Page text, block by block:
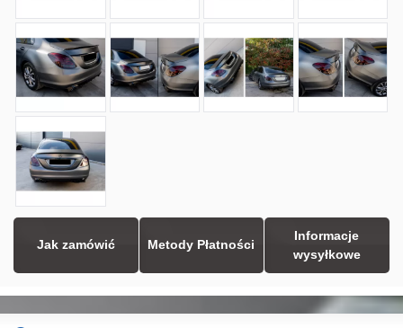
Jak zamówić Metody Płatności
Informacje
wysyłkowe